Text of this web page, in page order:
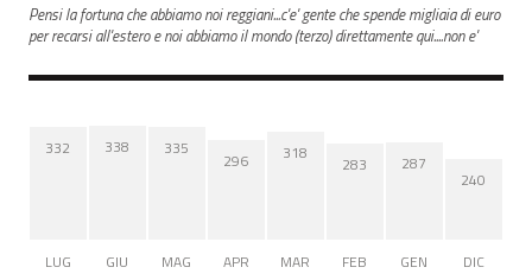
Pensi la fortuna che abbiamo noi reggiani...c'e' gente che spende migliaia di euro
per recarsi all'estero e noi abbiamo il mondo (terzo) direttamente qui....non e'
332
LUG
338
GIU
335
MAG
296
APR
318
MAR
283
FEB
287
GEN
240
DIC